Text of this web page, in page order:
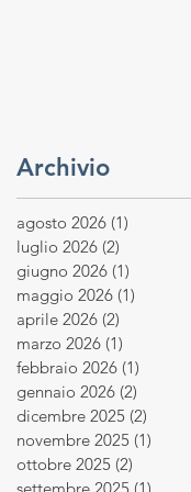
Archivio
agosto 2026 (1)
luglio 2026 (2)
giugno 2026 (1)
maggio 2026 (1)
aprile 2026 (2)
marzo 2026 (1)
febbraio 2026 (1)
gennaio 2026 (2)
dicembre 2025 (2)
novembre 2025 (1)
ottobre 2025 (2)